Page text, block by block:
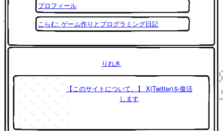
プロフィール
こらむ: ゲーム作りとプログラミング日記
りれき
【このサイトについて。】 X(Twitter)を復活
します